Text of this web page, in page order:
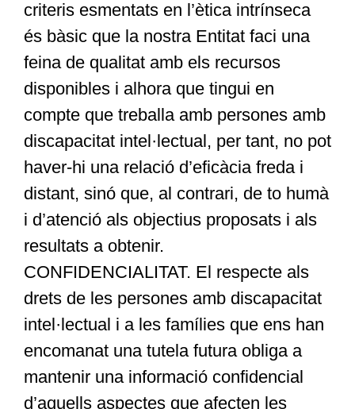
criteris esmentats en l’ètica intrínseca
és bàsic que la nostra Entitat faci una
feina de qualitat amb els recursos
disponibles i alhora que tingui en
compte que treballa amb persones amb
discapacitat intel·lectual, per tant, no pot
haver-hi una relació d’eficàcia freda i
distant, sinó que, al contrari, de to humà
i d’atenció als objectius proposats i als
resultats a obtenir.
CONFIDENCIALITAT. El respecte als
drets de les persones amb discapacitat
intel·lectual i a les famílies que ens han
encomanat una tutela futura obliga a
mantenir una informació confidencial
d’aquells aspectes que afecten les